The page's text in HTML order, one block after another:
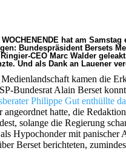
WOCHENENDE hat am
Bundespräsident Bersets
CEO Marc Walder
Und als Dank an Lauener
kamen die
Bundesrat Alain Berset
Philippe Gut enthüllte
angeordnet hatte, die
solange die Regierung
Hypochonder mit
Berset berichteten,